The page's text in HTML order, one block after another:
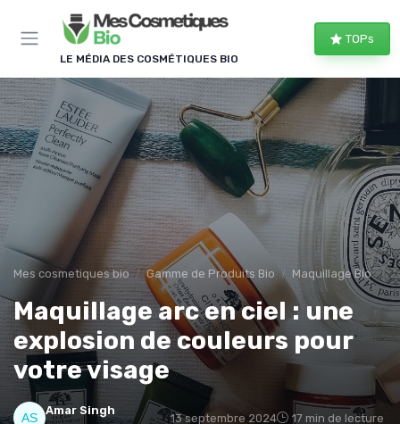
LE MÉDIA DES COSMÉTIQUES BIO
TOPs
Mes cosmetiques bio Gamme de Produits Bio Maquillage Bio
Maquillage arc en ciel : une
explosion de couleurs pour
votre visage
Amar Singh
13 septembre 2024 17 min de lecture
Panneau de gestion des cookies